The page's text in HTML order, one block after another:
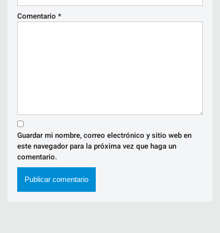
Comentario *
Guardar mi nombre, correo electrónico y sitio web en
este navegador para la próxima vez que haga un
comentario.